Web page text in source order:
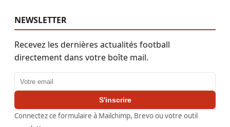
NEWSLETTER
Recevez les dernières actualités football
directement dans votre boîte mail.
Adresse email
S'inscrire
Connectez ce formulaire à Mailchimp, Brevo ou votre outil